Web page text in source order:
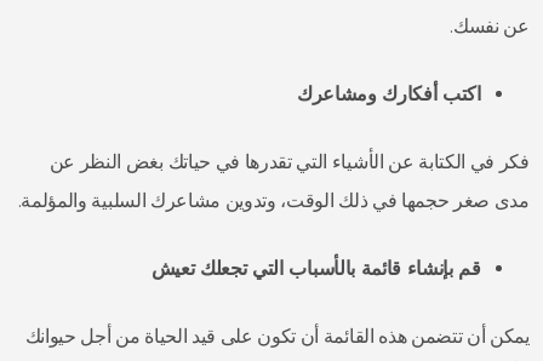
عن نفسك.
اكتب أفكارك ومشاعرك
فكر في الكتابة عن الأشياء التي تقدرها في حياتك بغض النظر عن
مدى صغر حجمها في ذلك الوقت، وتدوين مشاعرك السلبية والمؤلمة.
قم بإنشاء قائمة بالأسباب التي تجعلك تعيش
يمكن أن تتضمن هذه القائمة أن تكون على قيد الحياة من أجل حيوانك